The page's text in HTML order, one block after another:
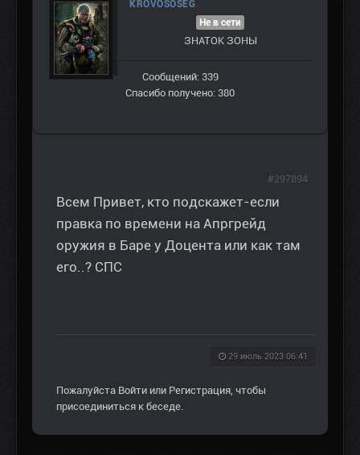
KROVOSOSEG
Не в сети
ЗНАТОК ЗОНЫ
Сообщений: 339
Спасибо получено: 380
Всем Привет, кто подскажет-если
правка по времени на Апргрейд
оружия в Баре у Доцента или как там
его..? СПС
29 июль 2023 06:41
#297894
Пожалуйста Войти или Регистрация , чтобы
присоединиться к беседе.